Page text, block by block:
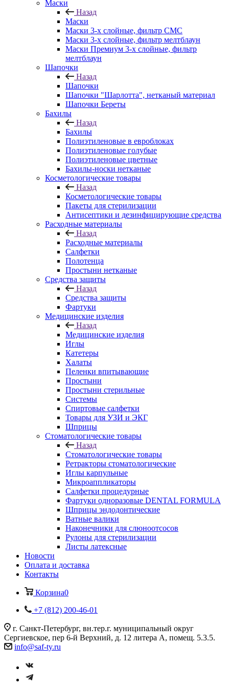
Маски
Назад
Маски
Маски 3-х слойные, фильтр СМС
Маски 3-х слойные, фильтр мелтблаун
Маски Премиум 3-х слойные, фильтр
мелтблаун
Шапочки
Назад
Шапочки
Шапочки "Шарлотта", нетканый материал
Шапочки Береты
Бахилы
Назад
Бахилы
Полиэтиленовые в евроблоках
Полиэтиленовые голубые
Полиэтиленовые цветные
Бахилы-носки нетканые
Косметологические товары
Назад
Косметологические товары
Пакеты для стерилизации
Антисептики и дезинфицирующие средства
Расходные материалы
Назад
Расходные материалы
Салфетки
Полотенца
Простыни нетканые
Средства защиты
Назад
Средства защиты
Фартуки
Медицинские изделия
Назад
Медицинские изделия
Иглы
Катетеры
Халаты
Пеленки впитывающие
Простыни
Простыни стерильные
Системы
Спиртовые салфетки
Товары для УЗИ и ЭКГ
Шприцы
Стоматологические товары
Назад
Стоматологические товары
Ретракторы стоматологические
Иглы карпульные
Микроаппликаторы
Салфетки процедурные
Фартуки одноразовые DENTAL FORMULA
Шприцы эндодонтические
Ватные валики
Наконечники для слюноотсосов
Рулоны для стерилизации
Листы латексные
Новости
Оплата и доставка
Контакты
Корзина0
+7 (812) 200-46-01
г. Санкт-Петербург, вн.тер.г. муниципальный округ
Сергиевское, пер 6-й Верхний, д. 12 литера А, помещ. 5.3.5.
info@saf-ty.ru